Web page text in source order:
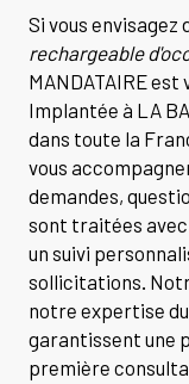
Si vous envisagez
rechargeable
MANDATAIRE
Implantée à LA
dans toute la
vous
demandes,
sont traitées
un suivi
sollicitations.
notre expertise
garantissent une
première